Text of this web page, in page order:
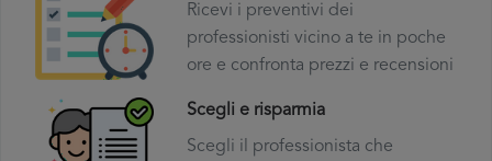
Ricevi i preventivi dei
professionisti vicino a te in poche
ore e confronta prezzi e recensioni
Scegli e risparmia
Scegli il professionista che